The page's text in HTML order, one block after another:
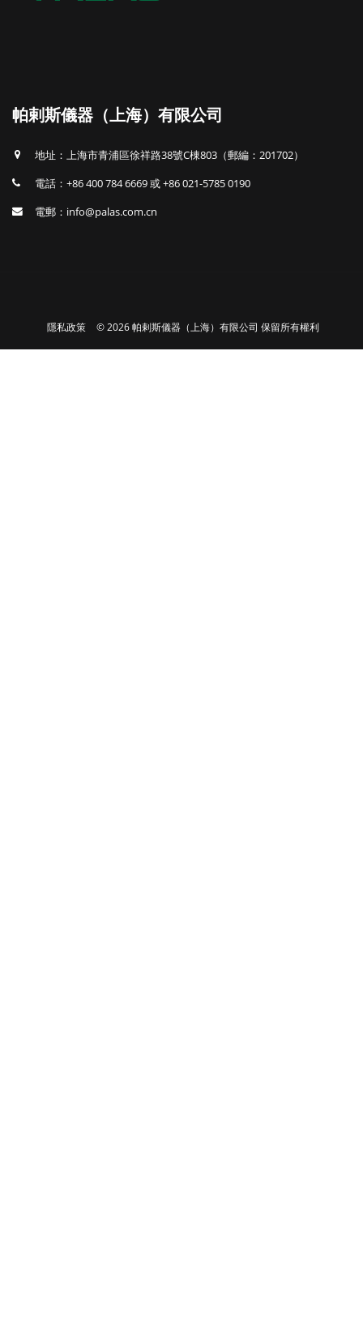
帕剌斯儀器（上海）有限公司
地址：上海市青浦區徐祥路38號C棟803（郵編：201702）
電話：+86 400 784 6669 或 +86 021-5785 0190
電郵：info@palas.com.cn
隱私政策 © 2026 帕剌斯儀器（上海）有限公司 保留所有權利